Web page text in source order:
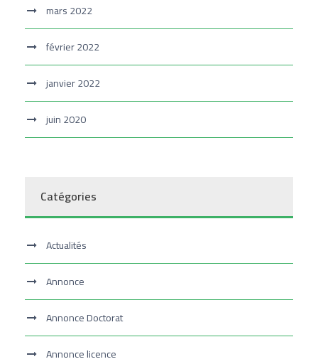
mars 2022
février 2022
janvier 2022
juin 2020
Catégories
Actualités
Annonce
Annonce Doctorat
Annonce licence